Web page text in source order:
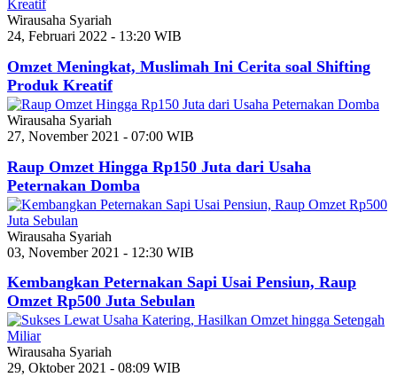
Wirausaha Syariah
24, Februari 2022 - 13:20 WIB
Omzet Meningkat, Muslimah Ini Cerita soal Shifting
Produk Kreatif
Wirausaha Syariah
27, November 2021 - 07:00 WIB
Raup Omzet Hingga Rp150 Juta dari Usaha
Peternakan Domba
Wirausaha Syariah
03, November 2021 - 12:30 WIB
Kembangkan Peternakan Sapi Usai Pensiun, Raup
Omzet Rp500 Juta Sebulan
Wirausaha Syariah
29, Oktober 2021 - 08:09 WIB